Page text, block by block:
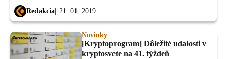
Redakcia 21. 01. 2019
Novinky
[Kryptoprogram] Dôležité udalosti v
kryptosvete na 41. týždeň